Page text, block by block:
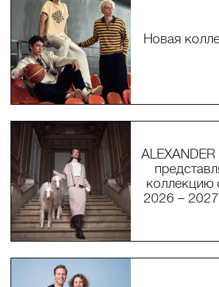
VASILCHUKI Chaihona №1
23:00
Кинотеатр "МИРАЖ Синема 10:00
до последнего сеанса
Новая
коллекцию
2026 –